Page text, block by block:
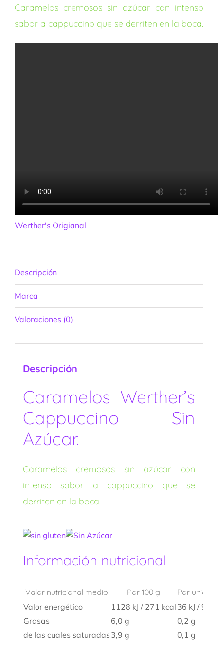
Caramelos cremosos sin azúcar con intenso
sabor a cappuccino que se derriten en la boca.
Werther's Origianal
Descripción
Marca
Valoraciones (0)
Descripción
Caramelos Werther’s
Cappuccino Sin
Azúcar.
Caramelos cremosos sin azúcar con
intenso sabor a cappuccino que se
derriten en la boca.
Información nutricional
Valor nutricional medio Por 100 g
Por unidad
Valor energético
1128 kJ / 271 kcal 36 kJ / 9
Grasas
6,0 g
0,2 g
de las cuales saturadas 3,9 g
0,1 g